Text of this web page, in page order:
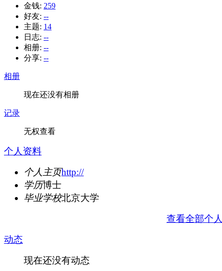
金钱: 259
好友: --
主题: 14
日志: --
相册: --
分享: --
相册
现在还没有相册
记录
无权查看
个人资料
个人主页http://
学历博士
毕业学校北京大学
查看全部个
动态
现在还没有动态